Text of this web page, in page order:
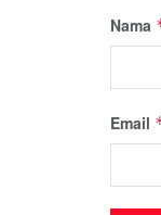
Nama
Email